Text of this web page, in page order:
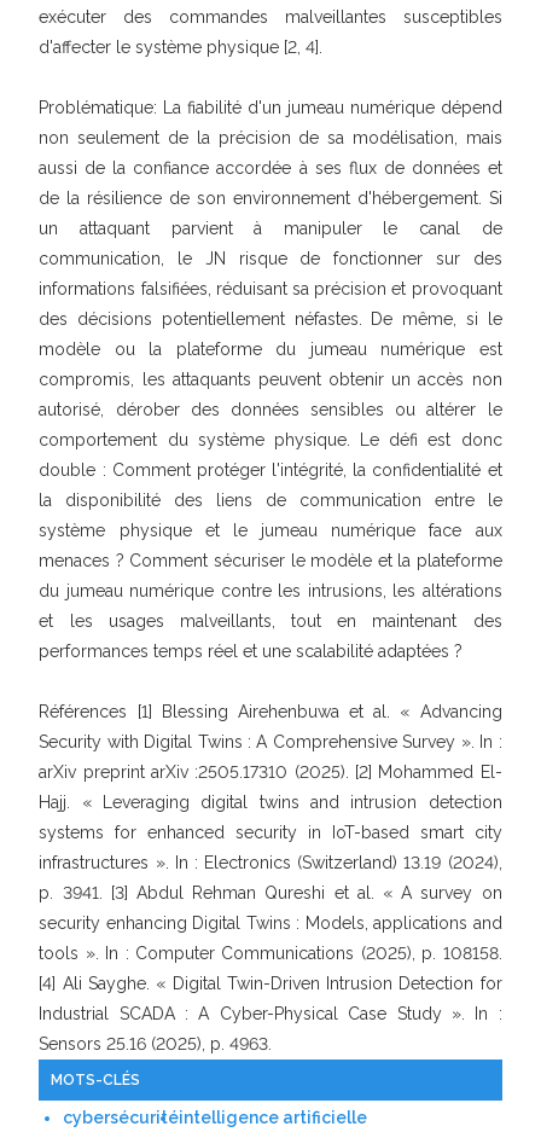
exécuter des commandes malveillantes susceptibles
d'affecter le système physique [2, 4].
Problématique: La fiabilité d'un jumeau numérique dépend
non seulement de la précision de sa modélisation, mais
aussi de la confiance accordée à ses flux de données et
de la résilience de son environnement d'hébergement. Si
un attaquant parvient à manipuler le canal de
communication, le JN risque de fonctionner sur des
informations falsifiées, réduisant sa précision et provoquant
des décisions potentiellement néfastes. De même, si le
modèle ou la plateforme du jumeau numérique est
compromis, les attaquants peuvent obtenir un accès non
autorisé, dérober des données sensibles ou altérer le
comportement du système physique. Le défi est donc
double : Comment protéger l'intégrité, la confidentialité et
la disponibilité des liens de communication entre le
système physique et le jumeau numérique face aux
menaces ? Comment sécuriser le modèle et la plateforme
du jumeau numérique contre les intrusions, les altérations
et les usages malveillants, tout en maintenant des
performances temps réel et une scalabilité adaptées ?
Références [1] Blessing Airehenbuwa et al. « Advancing
Security with Digital Twins : A Comprehensive Survey ». In :
arXiv preprint arXiv :2505.17310 (2025). [2] Mohammed El-
Hajj. « Leveraging digital twins and intrusion detection
systems for enhanced security in IoT-based smart city
infrastructures ». In : Electronics (Switzerland) 13.19 (2024),
p. 3941. [3] Abdul Rehman Qureshi et al. « A survey on
security enhancing Digital Twins : Models, applications and
tools ». In : Computer Communications (2025), p. 108158.
[4] Ali Sayghe. « Digital Twin-Driven Intrusion Detection for
Industrial SCADA : A Cyber-Physical Case Study ». In :
Sensors 25.16 (2025), p. 4963.
MOTS-CLÉS
cybersécuritéintelligence artificielle